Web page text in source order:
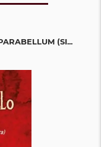
(SI...